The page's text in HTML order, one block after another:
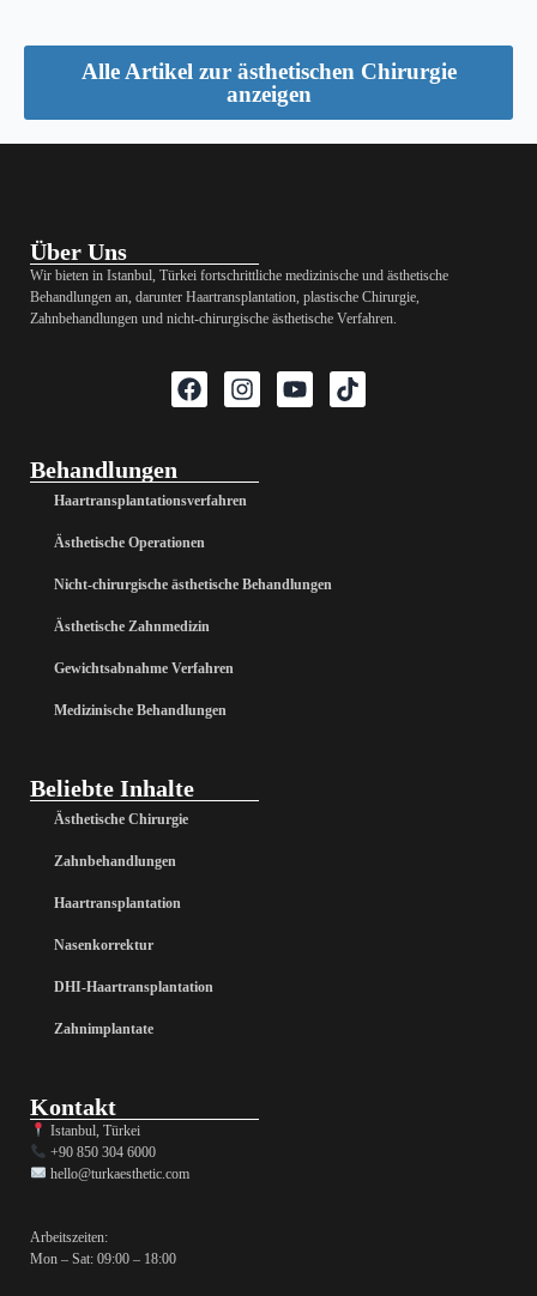
Alle Artikel zur ästhetischen Chirurgie
anzeigen
Über Uns
Wir bieten in Istanbul, Türkei fortschrittliche medizinische und ästhetische
Behandlungen an, darunter Haartransplantation, plastische Chirurgie,
Zahnbehandlungen und nicht-chirurgische ästhetische Verfahren.
Behandlungen
Haartransplantationsverfahren
Ästhetische Operationen
Nicht-chirurgische ästhetische Behandlungen
Ästhetische Zahnmedizin
Gewichtsabnahme Verfahren
Medizinische Behandlungen
Beliebte Inhalte
Ästhetische Chirurgie
Zahnbehandlungen
Haartransplantation
Nasenkorrektur
DHI-Haartransplantation
Zahnimplantate
Kontakt
Istanbul, Türkei
+90 850 304 6000
hello@turkaesthetic.com
Arbeitszeiten:
Mon – Sat: 09:00 – 18:00